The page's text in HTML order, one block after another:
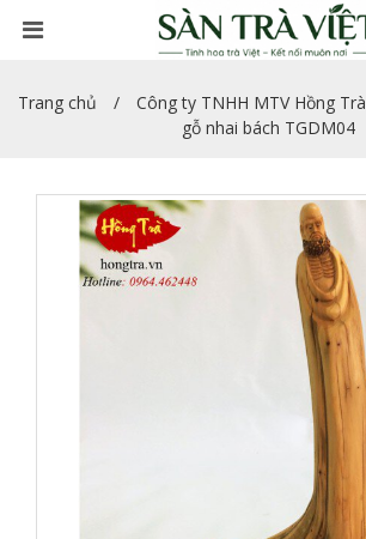
Trang chủ Công ty TNHH MTV Hồng Trà
gỗ nhai bách TGDM04